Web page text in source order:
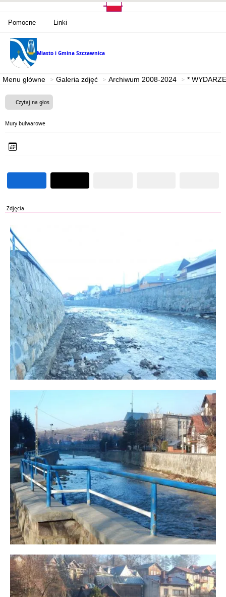
Pomocne Linki
Miasto i Gmina Szczawnica
Menu główne Galeria zdjęć Archiwum 2008-2024 *
Czytaj na głos
Mury bulwarowe
Zdjęcia